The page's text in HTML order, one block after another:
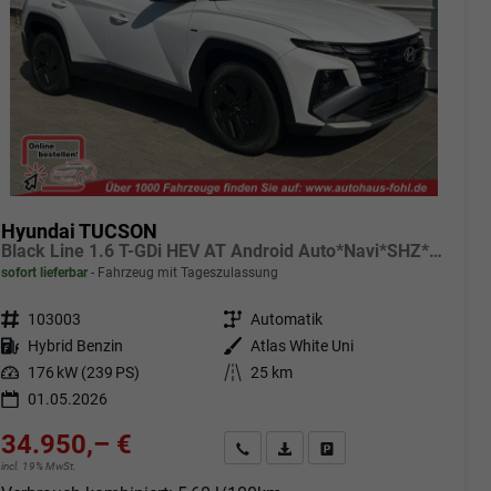
Hyundai TUCSON
Black Line 1.6 T-GDi HEV AT Android Auto*Navi*SHZ*Kamera*2Z Klimaauto*
sofort lieferbar Fahrzeug mit Tageszulassung
Fahrzeugnr. 103003 Getriebe Automatik
Kraftstoff Hybrid Benzin Außenfarbe Atlas White Uni
Leistung 176 kW (239 PS) Kilometerstand 25 km
01.05.2026
34.950,– €
incl. 19% MwSt.
Angebot anfordern
Fahrzeugexpose (PDF)
Fahrzeug parken